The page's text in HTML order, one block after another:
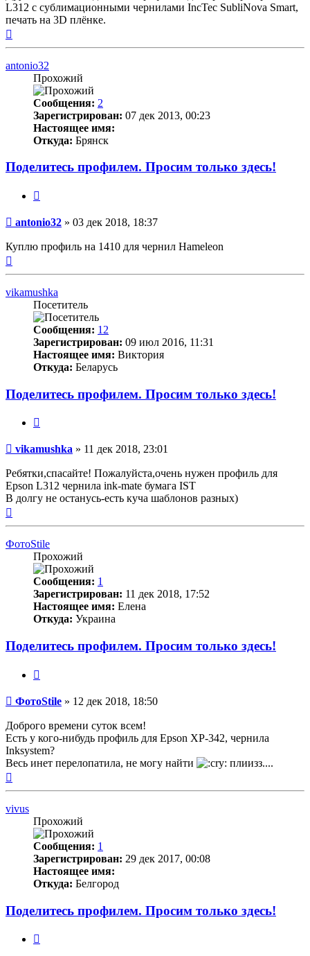
L312 с сублимационными чернилами InсTec SubliNova Smart,
печать на 3D плёнке.
antonio32
Прохожий
Сообщения: 2
Зарегистрирован: 07 дек 2013, 00:23
Настоящее имя:
Откуда: Брянск
Поделитесь профилем. Просим только здесь!
Непрочитанное
antonio32 » 03 дек 2018, 18:37
Куплю профиль на 1410 для чернил Hameleon
vikamushka
Посетитель
Сообщения: 12
Зарегистрирован: 09 июл 2016, 11:31
Настоящее имя: Виктория
Откуда: Беларусь
Поделитесь профилем. Просим только здесь!
Непрочитанное
vikamushka » 11 дек 2018, 23:01
Ребятки,спасайте! Пожалуйста,очень нужен профиль для
Epson L312 чернила ink-mate бумага IST
В долгу не останусь-есть куча шаблонов разных)
ФотоStile
Прохожий
Сообщения: 1
Зарегистрирован: 11 дек 2018, 17:52
Настоящее имя: Елена
Откуда: Украина
Поделитесь профилем. Просим только здесь!
Непрочитанное
ФотоStile » 12 дек 2018, 18:50
Доброго времени суток всем!
Есть у кого-нибудь профиль для Epson XP-342, чернила
Inksystem?
Весь инет перелопатила, не могу найти
плиизз....
vivus
Прохожий
Сообщения: 1
Зарегистрирован: 29 дек 2017, 00:08
Настоящее имя:
Откуда: Белгород
Поделитесь профилем. Просим только здесь!